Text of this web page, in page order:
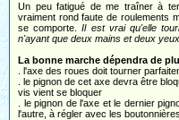
Un peu fatigué de me traîner à
vraiment rond faute de roulements
se comporte.Il est vrai qu'elle
n'ayant que deux mains et deux
La bonne marche dépendra de
. l'axe des roues doit tourner
. le pignon de cet axe devra être
vis vient se bloquer
. le pignon de l'axe et le dernier
l'autre, à régler avec les boutonnières